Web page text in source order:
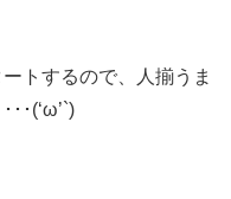
トするので、人揃うま
･･(‘ω’`)